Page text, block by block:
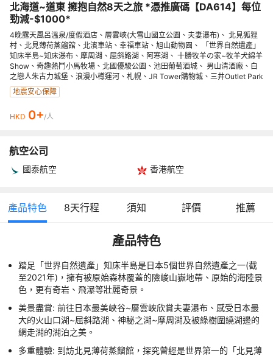
北海道~道東 擁抱自然8天之旅 *憑推廣碼【DA614】每位
勁減-$1000*
4晚露天風呂溫泉/度假酒店、層雲峽(大雪山國立公園、夫妻瀑布)、 北見狐狸
村、北見薄荷蒸餾館、北濱車站、幸福車站、旭山動物園、 「世界自然遺產」
知床半島~知床瀑布、摩周湖、屈斜路湖、阿寒湖、 十勝牧羊の家~牧羊犬綿羊
Show、奇趣熱鬥小馬牧場、北國優駿公園、池田葡萄酒城、 男山清酒廠、白
之戀人朱古力城堡、浪漫小樽運河、札幌、JR Tower購物城、三井Outlet Park
地震安心保障
HKD 0+/人
航空公司
國泰航空 香港航空
產品特色 8天行程 須知 評價 推薦
產品特色
踏足「世界自然遺產」知床半島是日本5個世界自然遺產之一(截
至2021年)，擁有被原始森林覆蓋的險峻山嶽地帶、原始的海陸景
色，更有奇岩、飛瀑等壯麗奇景。
美景盡賞: 前往日本最美峽谷~層雲峽欣賞夫妻瀑布、感受日本最
大的火山口湖~屈斜路湖、神秘之湖~摩周湖及被綠樹圍繞湖邊的
網走湖的湖泊之美。
多重體驗: 到訪北見薄荷蒸餾館，探究曾經是世界第一的「北見薄